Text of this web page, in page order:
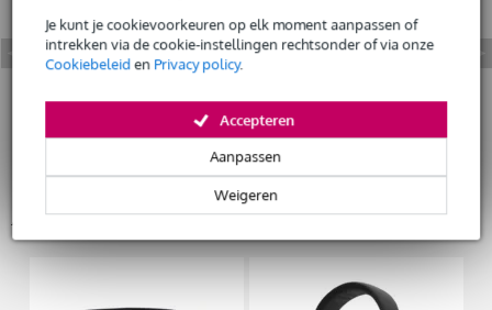
Je kunt je cookievoorkeuren op elk moment aanpassen of
intrekken via de cookie-instellingen rechtsonder of via onze
Cookiebeleiden Privacy policy.
Weigeren
Aanpassen
Accepteren
Accessoires (21)